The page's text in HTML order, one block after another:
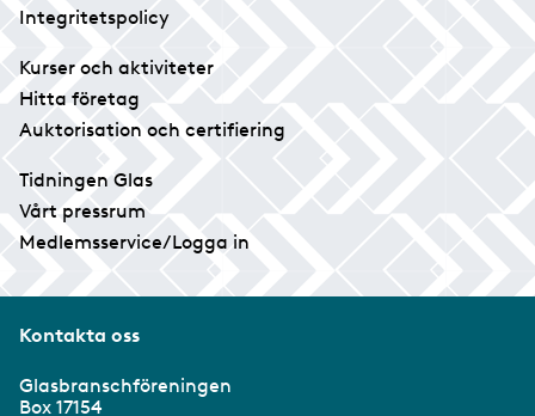
Integritetspolicy
Kurser och aktiviteter
Hitta företag
Auktorisation och certifiering
Tidningen Glas
Vårt pressrum
Medlemsservice/Logga in
Kontakta oss
Glasbranschföreningen
Box 17154